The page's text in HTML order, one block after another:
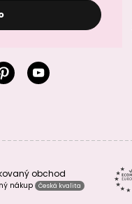
obchod
nákup Česká kvalita